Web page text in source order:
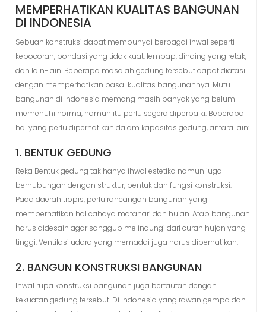
MEMPERHATIKAN KUALITAS BANGUNAN
DI INDONESIA
Sebuah konstruksi dapat mempunyai berbagai ihwal seperti
kebocoran, pondasi yang tidak kuat, lembap, dinding yang retak,
dan lain-lain. Beberapa masalah gedung tersebut dapat diatasi
dengan memperhatikan pasal kualitas bangunannya. Mutu
bangunan di Indonesia memang masih banyak yang belum
memenuhi norma, namun itu perlu segera diperbaiki. Beberapa
hal yang perlu diperhatikan dalam kapasitas gedung, antara lain:
1. BENTUK GEDUNG
Reka Bentuk gedung tak hanya ihwal estetika namun juga
berhubungan dengan struktur, bentuk dan fungsi konstruksi.
Pada daerah tropis, perlu rancangan bangunan yang
memperhatikan hal cahaya matahari dan hujan. Atap bangunan
harus didesain agar sanggup melindungi dari curah hujan yang
tinggi. Ventilasi udara yang memadai juga harus diperhatikan.
2. BANGUN KONSTRUKSI BANGUNAN
Ihwal rupa konstruksi bangunan juga bertautan dengan
kekuatan gedung tersebut. Di Indonesia yang rawan gempa dan